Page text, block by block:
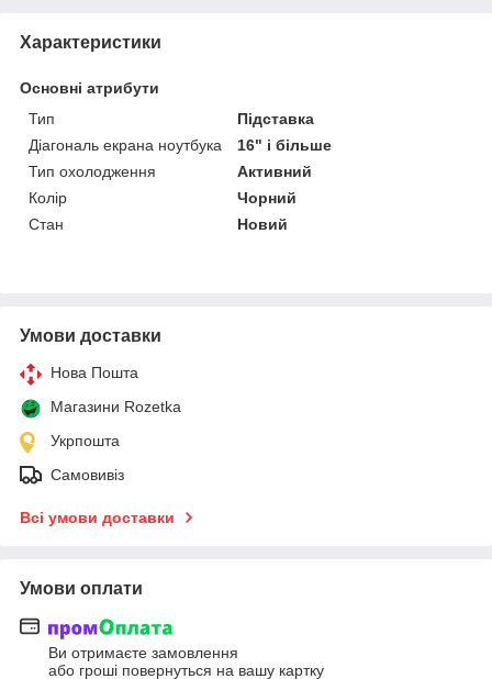
Характеристики
Основні атрибути
Тип
Підставка
Діагональ екрана ноутбука
16" і більше
Тип охолодження
Активний
Колір
Чорний
Стан
Новий
Умови доставки
Нова Пошта
Магазини Rozetka
Укрпошта
Самовивіз
Всі умови доставки
Умови оплати
Ви отримаєте замовлення
або гроші повернуться на вашу картку